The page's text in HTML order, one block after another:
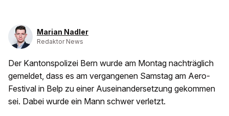
Marian Nadler
Redaktor News
Der Kantonspolizei Bern wurde am Montag nachträglich
gemeldet, dass es am vergangenen Samstag am Aero-
Festival in Belp zu einer Auseinandersetzung gekommen
sei. Dabei wurde ein Mann schwer verletzt.